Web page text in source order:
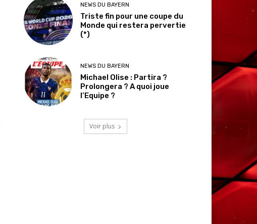
NEWS DU BAYERN
Triste fin pour une coupe du
Monde qui restera pervertie
(*)
NEWS DU BAYERN
Michael Olise : Partira ?
Prolongera ? A quoi joue
l’Equipe ?
Voir plus